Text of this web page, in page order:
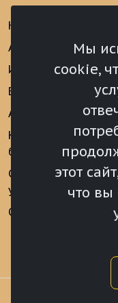
Мы
cookie,
этот
что вы
Новости
Анонсы
Интервью
Видеоматериалы
Аккредитация
Конкурс
барс»
Сведения о СМИ
учрежденных ВС РХ
Опросы и